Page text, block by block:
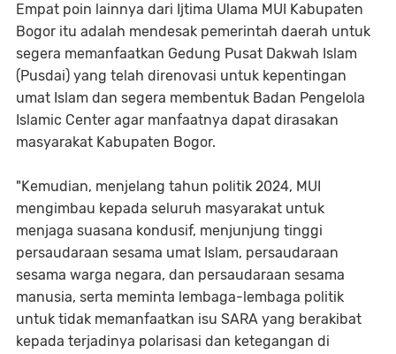
Empat poin lainnya dari Ijtima Ulama MUI Kabupaten
Bogor itu adalah mendesak pemerintah daerah untuk
segera memanfaatkan Gedung Pusat Dakwah Islam
(Pusdai) yang telah direnovasi untuk kepentingan
umat Islam dan segera membentuk Badan Pengelola
Islamic Center agar manfaatnya dapat dirasakan
masyarakat Kabupaten Bogor.
"Kemudian, menjelang tahun politik 2024, MUI
mengimbau kepada seluruh masyarakat untuk
menjaga suasana kondusif, menjunjung tinggi
persaudaraan sesama umat Islam, persaudaraan
sesama warga negara, dan persaudaraan sesama
manusia, serta meminta lembaga-lembaga politik
untuk tidak memanfaatkan isu SARA yang berakibat
kepada terjadinya polarisasi dan ketegangan di